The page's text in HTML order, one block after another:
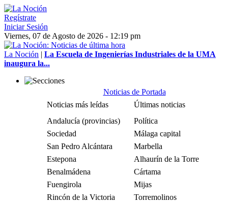
Regístrate
Iniciar Sesión
Viernes, 07 de Agosto de 2026 - 12:19 pm
La Noción | La Escuela de Ingenierías Industriales de la UMA
inaugura la...
Noticias de Portada
Noticias más leídas
Últimas noticias
Andalucía (provincias)
Política
Sociedad
Málaga capital
San Pedro Alcántara
Marbella
Estepona
Alhaurín de la Torre
Benalmádena
Cártama
Fuengirola
Mijas
Rincón de la Victoria
Torremolinos